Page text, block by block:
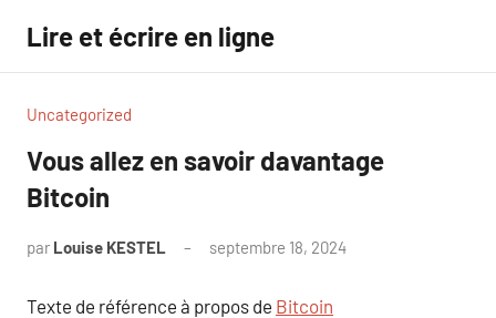
contenu
Lire et écrire en ligne
Uncategorized
Vous allez en savoir davantage
Bitcoin
par Louise KESTEL septembre 18, 2024
Texte de référence à propos de Bitcoin